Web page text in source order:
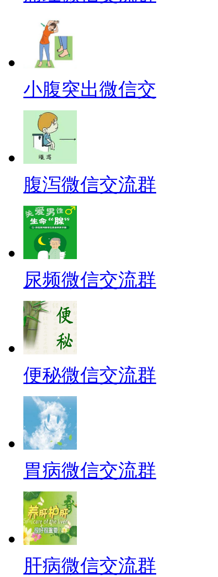
小腹突出微信交
腹泻微信交流群
尿频微信交流群
便秘微信交流群
胃病微信交流群
肝病微信交流群